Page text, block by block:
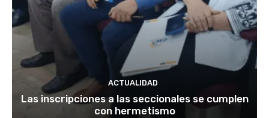
ACTUALIDAD
Las inscripciones a las seccionales se cumplen
con hermetismo